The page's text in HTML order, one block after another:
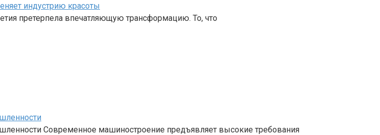
индустрию красоты
претерпела впечатляющую трансформацию. То, что
Современное машиностроение предъявляет высокие требования